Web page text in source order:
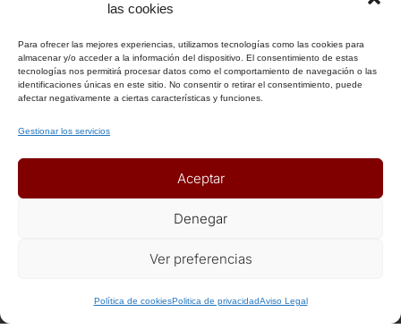
las cookies
Para ofrecer las mejores experiencias, utilizamos tecnologías como las cookies para
almacenar y/o acceder a la información del dispositivo. El consentimiento de estas
tecnologías nos permitirá procesar datos como el comportamiento de navegación o las
identificaciones únicas en este sitio. No consentir o retirar el consentimiento, puede
afectar negativamente a ciertas características y funciones.
Gestionar los servicios
Aceptar
Denegar
Ver preferencias
Política de cookiesPolitica de privacidadAviso Legal
ENLACES DE INTERÉS
Seguros
Afiliat Agència Catalana de Turisme